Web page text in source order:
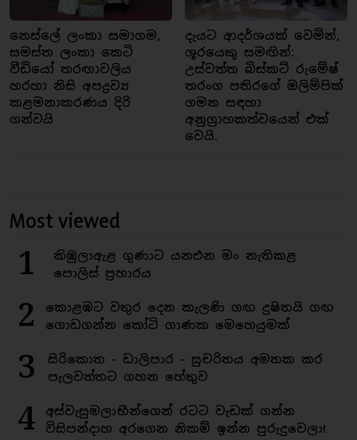
නෙස්ලේ ලංකා සමාගම,
සමස්ත ලංකා කෙටි
වීඩියෝ තරඟාවලිය
හරහා නිසි අපද්‍රව්‍ය
කළමනාකරණය දිරි
ගන්වයි
දැයට ආදර්ශයක් වෙමින්,
ශූරයෙකු සමඟින්:
උස්වත්ත බිස්කට් රුමේෂ්
තරංග පතිරගේ ඔලිම්පික්
ගමන සඳහා
අනුග්‍රාහකත්වයෙන් එක්
වෙයි.
Most viewed
1
කිඹුලාඇළ ගුණාට යනඑන මං නැතිකළ
පොලිස් ප්‍රහාරය
2
කොළඹට වතුර දෙන කැලණි ගඟ දුෂිතයි ගඟ
ගොඩගන්න කෝටි ගාණක මෙහෙයුමක්
3
සිරිකොත - ඩාලිපාර - සුචරිතය අමතක කර
පැලවත්තට ගහන හේතුව
4
අස්වැසුමලාභීන්ගෙන් රටට වැඩක් ගන්න
විසිපන්දාහ අරගෙන නිකම් ඉන්න පුරුදුවෙලා!